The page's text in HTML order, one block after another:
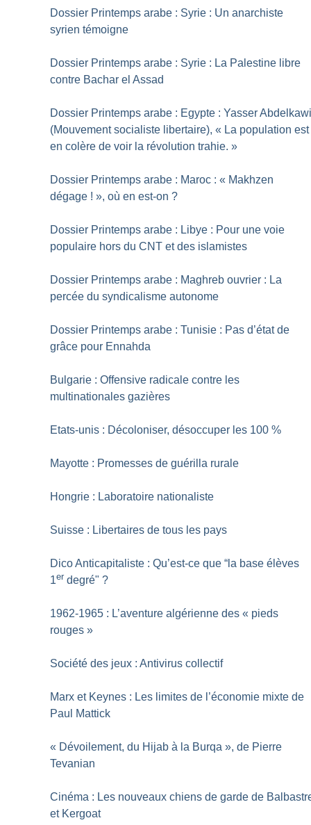
Dossier Printemps arabe : Syrie : Un anarchiste
syrien témoigne
Dossier Printemps arabe : Syrie : La Palestine libre
contre Bachar el Assad
Dossier Printemps arabe : Egypte : Yasser
(Mouvement socialiste libertaire), « La population est
en colère de voir la révolution trahie. »
Dossier Printemps arabe : Maroc : « Makhzen
dégage ! », où en est-on ?
Dossier Printemps arabe : Libye : Pour une voie
populaire hors du CNT et des islamistes
Dossier Printemps arabe : Maghreb ouvrier : La
percée du syndicalisme autonome
Dossier Printemps arabe : Tunisie : Pas d’état de
grâce pour Ennahda
Bulgarie : Offensive radicale contre les
multinationales gazières
Etats-unis : Décoloniser, désoccuper les 100 %
Mayotte : Promesses de guérilla rurale
Hongrie : Laboratoire nationaliste
Suisse : Libertaires de tous les pays
Dico Anticapitaliste : Qu’est-ce que “la base élèves
1er degré" ?
1962-1965 : L’aventure algérienne des « pieds
rouges »
Société des jeux : Antivirus collectif
Marx et Keynes : Les limites de l’économie mixte de
Paul Mattick
« Dévoilement, du Hijab à la Burqa », de Pierre
Tevanian
Cinéma : Les nouveaux chiens de garde de
et Kergoat